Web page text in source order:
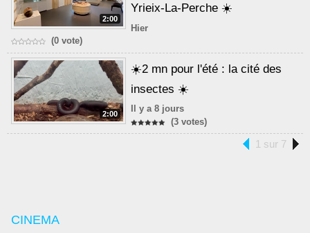
2:00
Yrieix-La-Perche ☀️
Hier
(0 vote)
2:00
☀️2 mn pour l'été : la cité des
insectes ☀️
Il y a 8 jours
(3 votes)
1 sur 7
CINEMA